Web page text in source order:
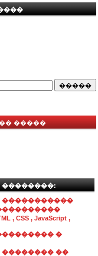
�����
�����������
, CSS , JavaScript ,
�
�������� ��